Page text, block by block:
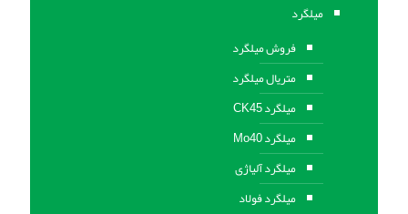
میلگرد
فروش میلگرد
متریال میلگرد
میلگرد CK45
میلگرد Mo40
میلگرد آلیاژی
میلگرد فولاد